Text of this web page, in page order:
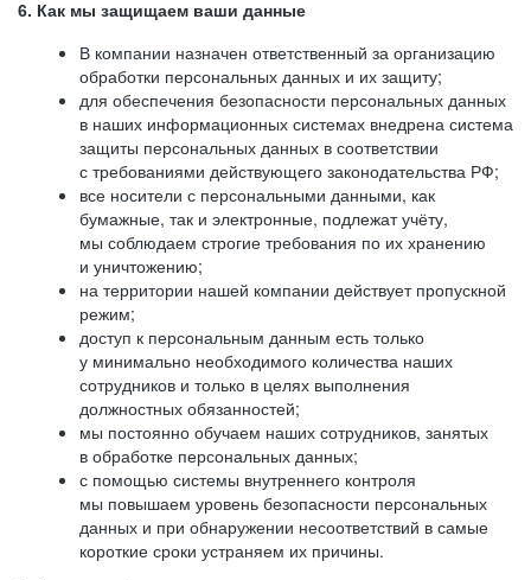
6. Как мы защищаем ваши данные
В компании назначен ответственный за организацию
обработки персональных данных и их защиту;
для обеспечения безопасности персональных данных
в наших информационных системах внедрена система
защиты персональных данных в соответствии
с требованиями действующего законодательства РФ;
все носители с персональными данными, как
бумажные, так и электронные, подлежат учёту,
мы соблюдаем строгие требования по их хранению
и уничтожению;
на территории нашей компании действует пропускной
режим;
доступ к персональным данным есть только
у минимально необходимого количества наших
сотрудников и только в целях выполнения
должностных обязанностей;
мы постоянно обучаем наших сотрудников, занятых
в обработке персональных данных;
с помощью системы внутреннего контроля
мы повышаем уровень безопасности персональных
данных и при обнаружении несоответствий в самые
короткие сроки устраняем их причины.